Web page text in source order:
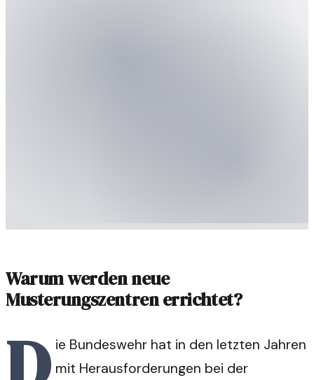
Warum werden neue
Musterungszentren errichtet?
ie Bundeswehr hat in den letzten Jahren
mit Herausforderungen bei der